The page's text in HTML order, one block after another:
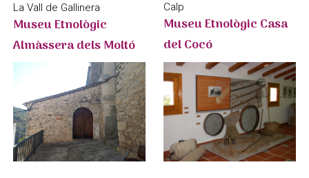
La Vall de Gallinera
Museu Etnològic
Almàssera dels Moltó
Calp
Museu Etnològic Casa
del Cocó